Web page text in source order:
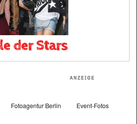
Fotoagentur Berlin Event-Fotos